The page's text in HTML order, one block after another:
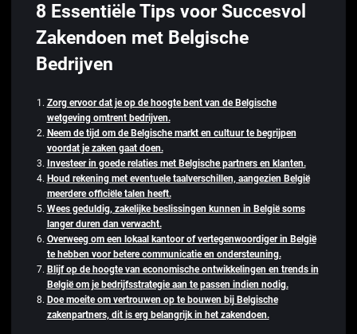
8 Essentiële Tips voor Succesvol
Zakendoen met Belgische
Bedrijven
Zorg ervoor dat je op de hoogte bent van de Belgische
wetgeving omtrent bedrijven.
Neem de tijd om de Belgische markt en cultuur te begrijpen
voordat je zaken gaat doen.
Investeer in goede relaties met Belgische partners en klanten.
Houd rekening met eventuele taalverschillen, aangezien België
meerdere officiële talen heeft.
Wees geduldig, zakelijke beslissingen kunnen in België soms
langer duren dan verwacht.
Overweeg om een lokaal kantoor of vertegenwoordiger in België
te hebben voor betere communicatie en ondersteuning.
Blijf op de hoogte van economische ontwikkelingen en trends in
België om je bedrijfsstrategie aan te passen indien nodig.
Doe moeite om vertrouwen op te bouwen bij Belgische
zakenpartners, dit is erg belangrijk in het zakendoen.